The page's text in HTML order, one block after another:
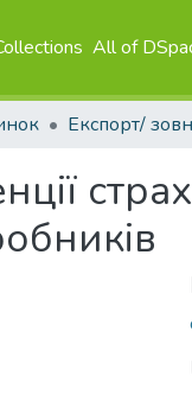
All of
Експорт/